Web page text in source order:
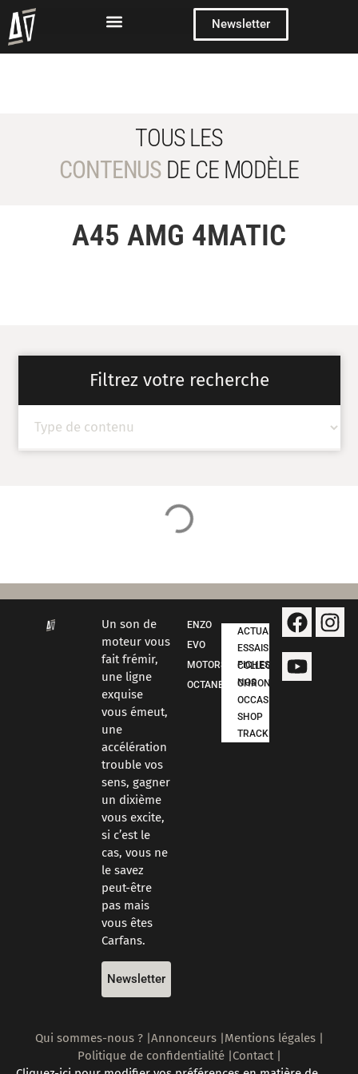
Newsletter
TOUS LES
CONTENUS DE CE MODÈLE
A45 AMG 4MATIC
Filtrez votre recherche
Un son de
moteur vous
fait frémir,
une ligne
exquise
vous émeut,
une
accélération
trouble vos
sens, gagner
un dixième
vous excite,
si c’est le
cas, vous ne
le savez
peut-être
pas mais
vous êtes
Carfans.
Newsletter
ENZO
EVO
MOTORSPORT
OCTANE
ACTUALITÉS
ESSAIS
FICHES COLLECTION
NOS CHRONOS
OCCASIONS
SHOP
TRACKDAYS
Qui sommes-nous ? |Annonceurs |Mentions légales |
Politique de confidentialité |Contact |